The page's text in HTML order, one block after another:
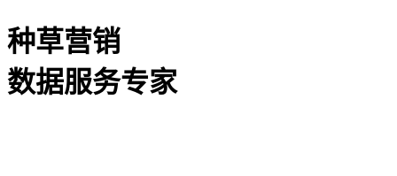
种草营销
数据服务专家